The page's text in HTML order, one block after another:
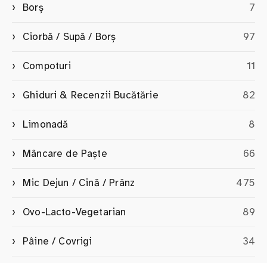
Borș 7
Ciorbă / Supă / Borș 97
Compoturi 11
Ghiduri & Recenzii Bucătărie 82
Limonadă 8
Mâncare de Paște 66
Mic Dejun / Cină / Prânz 475
Ovo-Lacto-Vegetarian 89
Pâine / Covrigi 34